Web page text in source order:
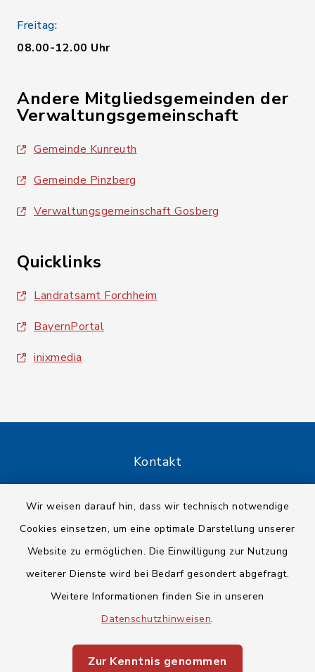
Wir weisen darauf hin, dass wir technisch notwendige
Cookies einsetzen, um eine optimale Darstellung unserer
Website zu ermöglichen. Die Einwilligung zur Nutzung
weiterer Dienste wird bei Bedarf gesondert abgefragt.
Weitere Informationen finden Sie in unseren
Datenschutzhinweisen.
Zur Kenntnis genommen
Freitag:
08.00-12.00 Uhr
Andere Mitgliedsgemeinden der
Verwaltungsgemeinschaft
Gemeinde Kunreuth
Gemeinde Pinzberg
Verwaltungsgemeinschaft Gosberg
Quicklinks
Landratsamt Forchheim
BayernPortal
inixmedia
Kontakt
Barrierefreiheit
Datenschutz
Impressum
Cookie-Einstellungen